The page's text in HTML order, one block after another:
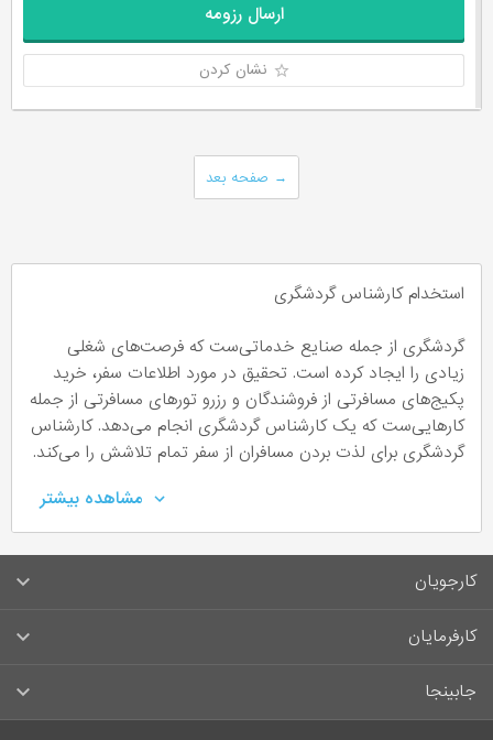
ارسال رزومه
نشان کردن
صفحه بعد →
استخدام کارشناس گردشگری
گردشگری از جمله صنایع خدماتی‌ست که فرصت‌های شغلی
زیادی را ایجاد کرده است. تحقیق در مورد اطلاعات سفر، خرید
پکیج‌های مسافرتی از فروشندگان و رزرو تورهای مسافرتی از جمله
کارهایی‌ست که یک کارشناس گردشگری انجام می‌دهد. کارشناس
گردشگری برای لذت بردن مسافران از سفر تمام تلاشش را می‌کند.
دسته‌بندی قرار می‌گیرند. اگر می‌خواهید راجع به این حرفه بیش‌تر
بدانید با ما همراه باشید.
کانتر فروش چه کسی است؟
یک کانتر فروش فردی علاقه‌مند به سفر و گشت‌و‌گذار است. فروش
داخلی و خارجی، ارائه خدمات ویزا، برنامه‌ریزی برای سفرهای
کاری و تفریحی، بخشی از وظایف کانتر هستند.
مشاهده بیشتر
کارجویان
سوالات متداول کارجویان
لیست مشاغل
کارفرمایان
راهنمای ثبت آگهی استخدام
جابینجا